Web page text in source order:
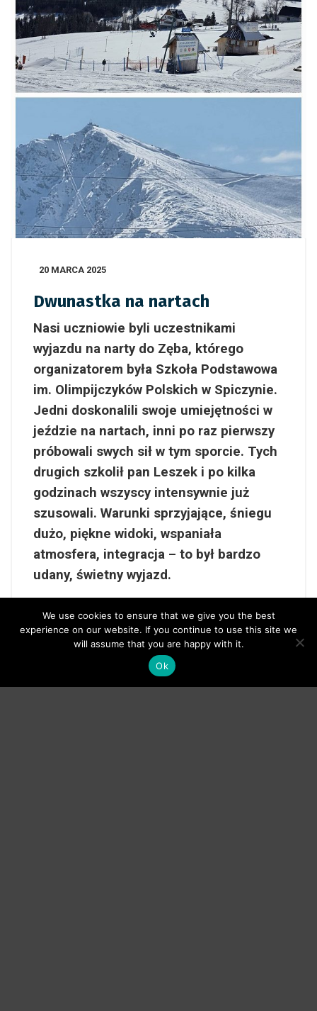
20 MARCA 2025
Dwunastka na nartach
Nasi uczniowie byli uczestnikami
wyjazdu na narty do Zęba, którego
organizatorem była Szkoła Podstawowa
im. Olimpijczyków Polskich w Spiczynie.
Jedni doskonalili swoje umiejętności w
jeździe na nartach, inni po raz pierwszy
próbowali swych sił w tym sporcie. Tych
drugich szkolił pan Leszek i po kilka
godzinach wszyscy intensywnie już
szusowali. Warunki sprzyjające, śniegu
dużo, piękne widoki, wspaniała
atmosfera, integracja – to był bardzo
udany, świetny wyjazd.
We use cookies to ensure that we give you the best
experience on our website. If you continue to use this site we
will assume that you are happy with it.
Ok